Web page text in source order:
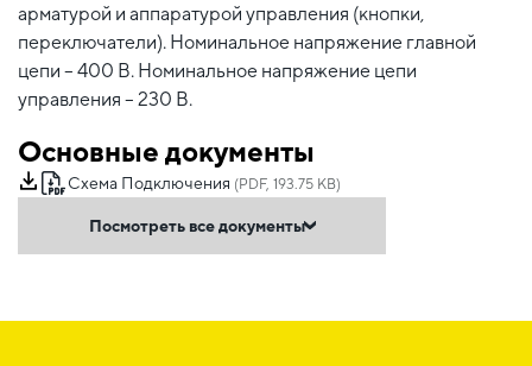
арматурой и аппаратурой управления (кнопки,
переключатели). Номинальное напряжение главной
цепи – 400 В. Номинальное напряжение цепи
управления – 230 В.
Основные документы
Схема Подключения (PDF, 193.75 KB)
Посмотреть все документы